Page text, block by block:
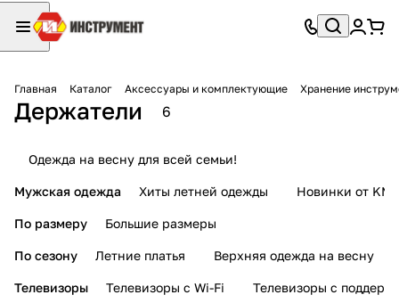
Главная Каталог Аксессуары и комплектующие Хранение
Держатели 6
Одежда на весну для всей семьи!
Мужская одежда Хиты летней одежды Новинки от KMI
По размеру Большие размеры
По сезону Летние платья Верхняя одежда на весну
Телевизоры Телевизоры с Wi-Fi Телевизоры с